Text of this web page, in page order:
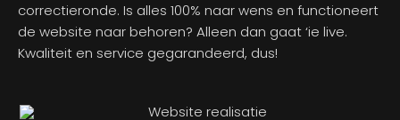
correctieronde. Is alles 100% naar wens en functioneert
de website naar behoren? Alleen dan gaat ‘ie live.
Kwaliteit en service gegarandeerd, dus!